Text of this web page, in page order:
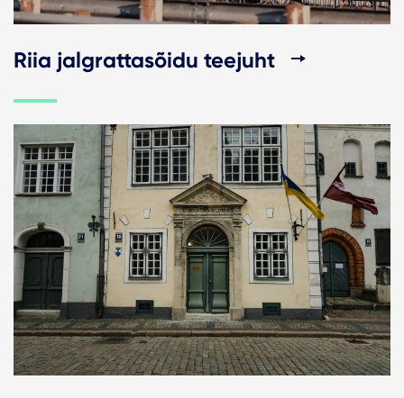
Riia jalgrattasõidu teejuht